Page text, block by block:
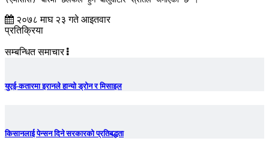
२०७८ माघ २३ गते आइतवार
प्रतिक्रिया
सम्बन्धित समाचार
युएई-कतारमा इरानले हान्यो ड्रोन र मिसाइल
किसानलाई पेन्सन दिने सरकारको प्रतिबद्धता